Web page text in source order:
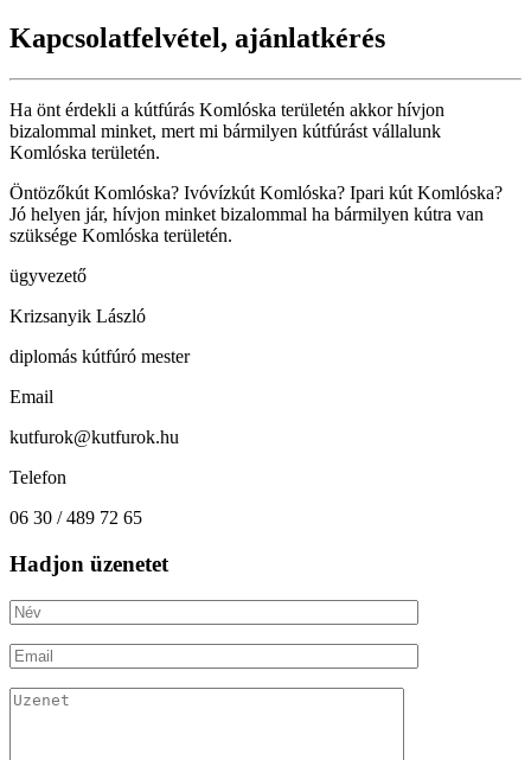
Kapcsolatfelvétel, ajánlatkérés
Ha önt érdekli a kútfúrás Komlóska területén akkor hívjon
bizalommal minket, mert mi bármilyen kútfúrást vállalunk
Komlóska területén.
Öntözőkút Komlóska? Ivóvízkút Komlóska? Ipari kút Komlóska?
Jó helyen jár, hívjon minket bizalommal ha bármilyen kútra van
szüksége Komlóska területén.
ügyvezető
Krizsanyik László
diplomás kútfúró mester
Email
kutfurok@kutfurok.hu
Telefon
06 30 / 489 72 65
Hadjon üzenetet